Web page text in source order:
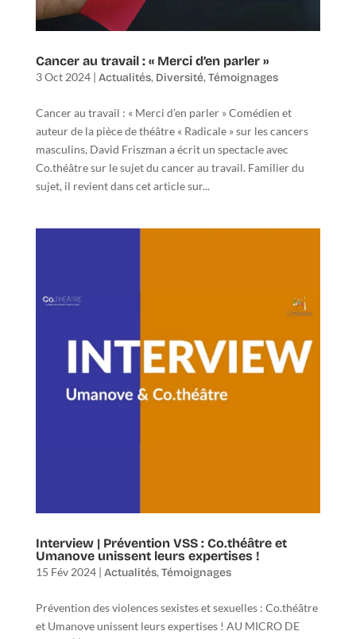
Cancer au travail : « Merci d’en parler »
3 Oct 2024| Actualités, Diversité, Témoignages
Cancer au travail : « Merci d’en parler » Comédien et
auteur de la pièce de théâtre « Radicale » sur les cancers
masculins, David Friszman a écrit un spectacle avec
Co.théâtre sur le sujet du cancer au travail. Familier du
sujet, il revient dans cet article sur...
Interview | Prévention VSS : Co.théâtre et
Umanove unissent leurs expertises !
15 Fév 2024| Actualités, Témoignages
Prévention des violences sexistes et sexuelles : Co.théâtre
et Umanove unissent leurs expertises ! AU MICRO DE